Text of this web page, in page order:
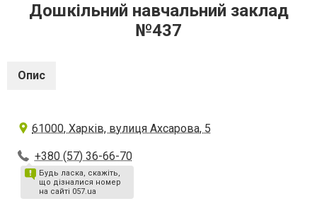
Дошкільний навчальний заклад
№437
Опис
61000, Харків, вулиця Ахсарова, 5
+380 (57) 36-66-70
Будь ласка, скажіть,
що дізналися номер
на сайті 057.ua